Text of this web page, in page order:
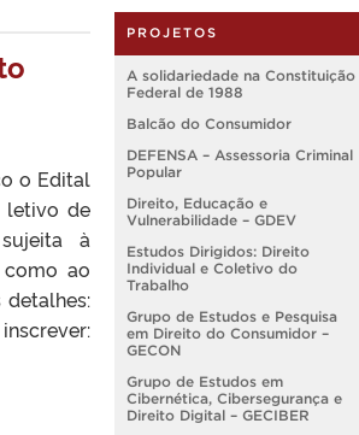
o Edital
letivo de
à
ao
PROJETOS
A solidariedade na Constituição
Federal de 1988
Balcão do Consumidor
DEFENSA – Assessoria Criminal
Popular
Direito, Educação e
Vulnerabilidade – GDEV
Estudos Dirigidos: Direito
Individual e Coletivo do
Trabalho
Grupo de Estudos e Pesquisa
em Direito do Consumidor –
GECON
Grupo de Estudos em
Cibernética, Cibersegurança e
Direito Digital – GECIBER